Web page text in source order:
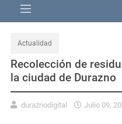
Actualidad
Recolección de
la ciudad de Durazno
duraznodigital Julio 09,